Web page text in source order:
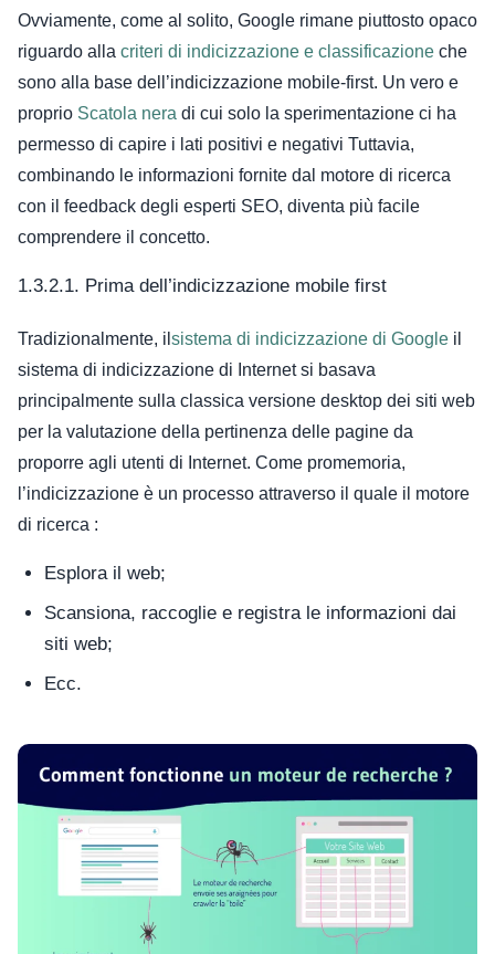
Ovviamente, come al solito, Google rimane piuttosto opaco
riguardo alla criteri di indicizzazione e classificazione che
sono alla base dell’indicizzazione mobile-first. Un vero e
proprio Scatola nera di cui solo la sperimentazione ci ha
permesso di capire i lati positivi e negativi Tuttavia,
combinando le informazioni fornite dal motore di ricerca
con il feedback degli esperti SEO, diventa più facile
comprendere il concetto.
1.3.2.1. Prima dell’indicizzazione mobile first
Tradizionalmente, il sistema di indicizzazione di Google il
sistema di indicizzazione di Internet si basava
principalmente sulla classica versione desktop dei siti web
per la valutazione della pertinenza delle pagine da
proporre agli utenti di Internet. Come promemoria,
l’indicizzazione è un processo attraverso il quale il motore
di ricerca :
Esplora il web;
Scansiona, raccoglie e registra le informazioni dai
siti web;
Ecc.